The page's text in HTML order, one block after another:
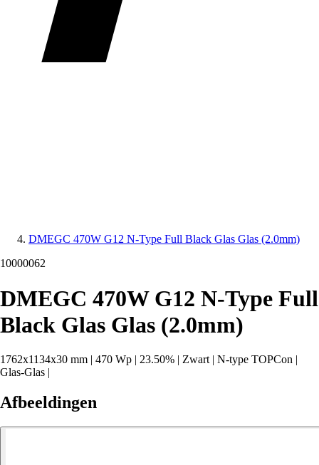
DMEGC 470W G12 N-Type Full Black Glas Glas (2.0mm)
10000062
DMEGC 470W G12 N-Type Full
Black Glas Glas (2.0mm)
1762x1134x30 mm | 470 Wp | 23.50% | Zwart | N-type TOPCon |
Glas-Glas |
Afbeeldingen